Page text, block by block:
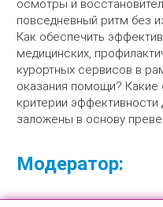
осмотры и
повседневный ритм без
Как обеспечить
медицинских,
курортных сервисов в
оказания помощи? Какие
критерии
заложены в основу
Модератор: